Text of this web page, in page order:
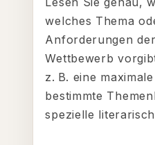
welches Thema
Anforderungen
Wettbewerb
z. B. eine
bestimmte
spezielle